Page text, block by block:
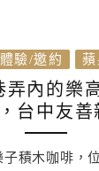
體驗/邀約 蘋
內的樂
台中友善
積木咖啡，